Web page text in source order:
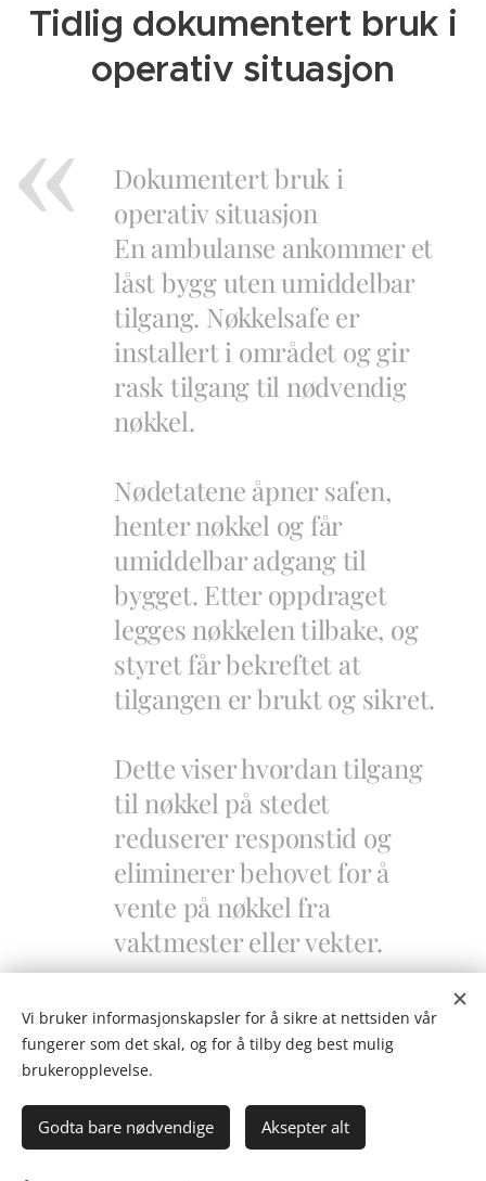
Tidlig dokumentert bruk i
operativ situasjon
Dokumentert bruk i
operativ situasjon
En ambulanse ankommer et
låst bygg uten umiddelbar
tilgang. Nøkkelsafe er
installert i området og gir
rask tilgang til nødvendig
nøkkel.
Nødetatene åpner safen,
henter nøkkel og får
umiddelbar adgang til
bygget. Etter oppdraget
legges nøkkelen tilbake, og
styret får bekreftet at
tilgangen er brukt og sikret.
Dette viser hvordan tilgang
til nøkkel på stedet
reduserer responstid og
eliminerer behovet for å
vente på nøkkel fra
vaktmester eller vekter.
→Les hele hendelsen
Erfaringer fra nødetater og
Vi bruker informasjonskapsler for å sikre at nettsiden vår
fungerer som det skal, og for å tilby deg best mulig
brukeropplevelse.
Godta bare nødvendige Aksepter alt